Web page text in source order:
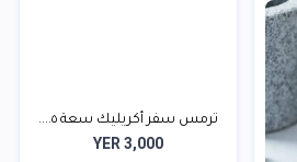
ترمس سفر أكريليك سعة ٥....
YER 3,000